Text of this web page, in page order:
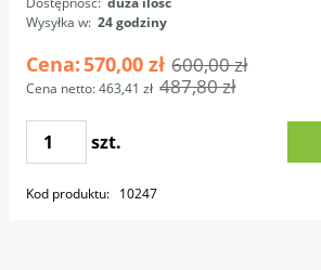
Wysyłka w: 24 godziny
Cena:570,00 zł 600,00 zł
Cena netto:463,41 zł 487,80 zł
szt.
Kod produktu: 10247